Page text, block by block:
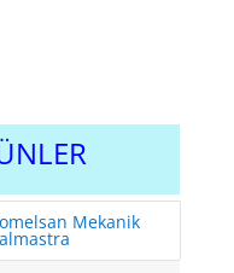
Mekanik